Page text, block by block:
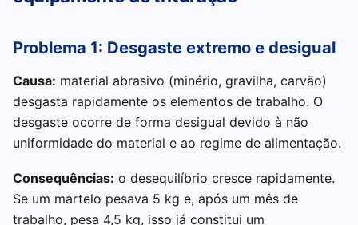
Problema 1: Desgaste extremo e desigual
Causa: material abrasivo (minério, gravilha, carvão)
desgasta rapidamente os elementos de trabalho. O
desgaste ocorre de forma desigual devido à não
uniformidade do material e ao regime de alimentação.
Consequências: o desequilíbrio cresce rapidamente.
Se um martelo pesava 5 kg e, após um mês de
trabalho, pesa 4,5 kg, isso já constitui um